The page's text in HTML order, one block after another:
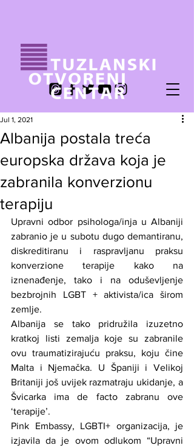
Albanija postala treća
europska država koja je
zabranila konverzionu
terapiju
Jul 1, 2021
Upravni odbor psihologa/inja u Albaniji
zabranio je u subotu dugo demantiranu,
diskreditiranu i raspravljanu praksu
konverzione terapije kako na
iznenađenje, tako i na oduševljenje
bezbrojnih LGBT + aktivista/ica širom
zemlje.
Albanija se tako pridružila izuzetno
kratkoj listi zemalja koje su zabranile
ovu traumatizirajuću praksu, koju čine
Malta i Njemačka. U Španiji i Velikoj
Britaniji još uvijek razmatraju ukidanje, a
Švicarka ima de facto zabranu ove
‘terapije’.
Pink Embassy, LGBTI+ organizacija, je
izjavila da je ovom odlukom “Upravni